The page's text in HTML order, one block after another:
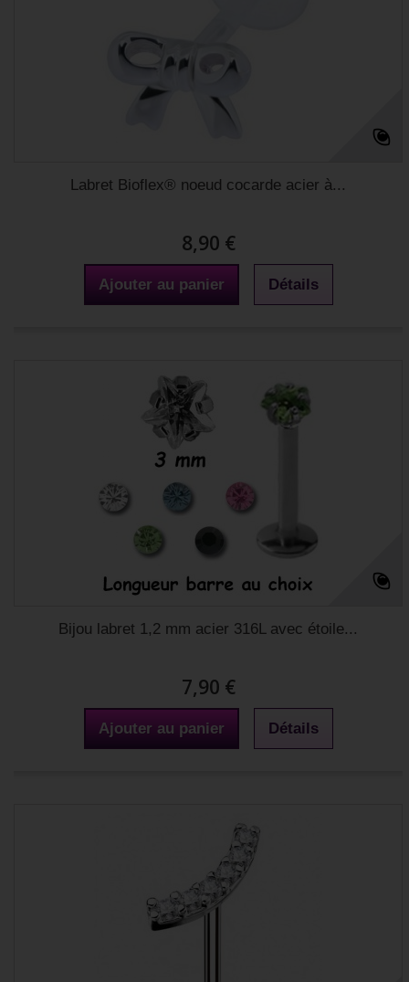
Labret Bioflex® noeud cocarde acier à...
8,90 €
Ajouter au panier Détails
Bijou labret 1,2 mm acier 316L avec étoile...
7,90 €
Ajouter au panier Détails